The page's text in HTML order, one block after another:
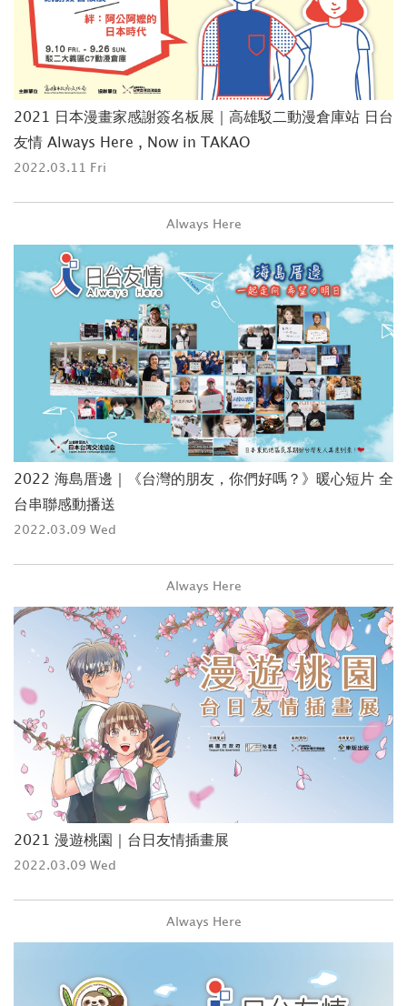
2021 日本漫畫家感謝簽名板展｜高雄駁二動漫倉庫站 日台
友情 Always Here , Now in TAKAO
2022.03.11 Fri
Always Here
2022 海島厝邊｜《台灣的朋友，你們好嗎？》暖心短片 全
台串聯感動播送
2022.03.09 Wed
Always Here
2021 漫遊桃園｜台日友情插畫展
2022.03.09 Wed
Always Here